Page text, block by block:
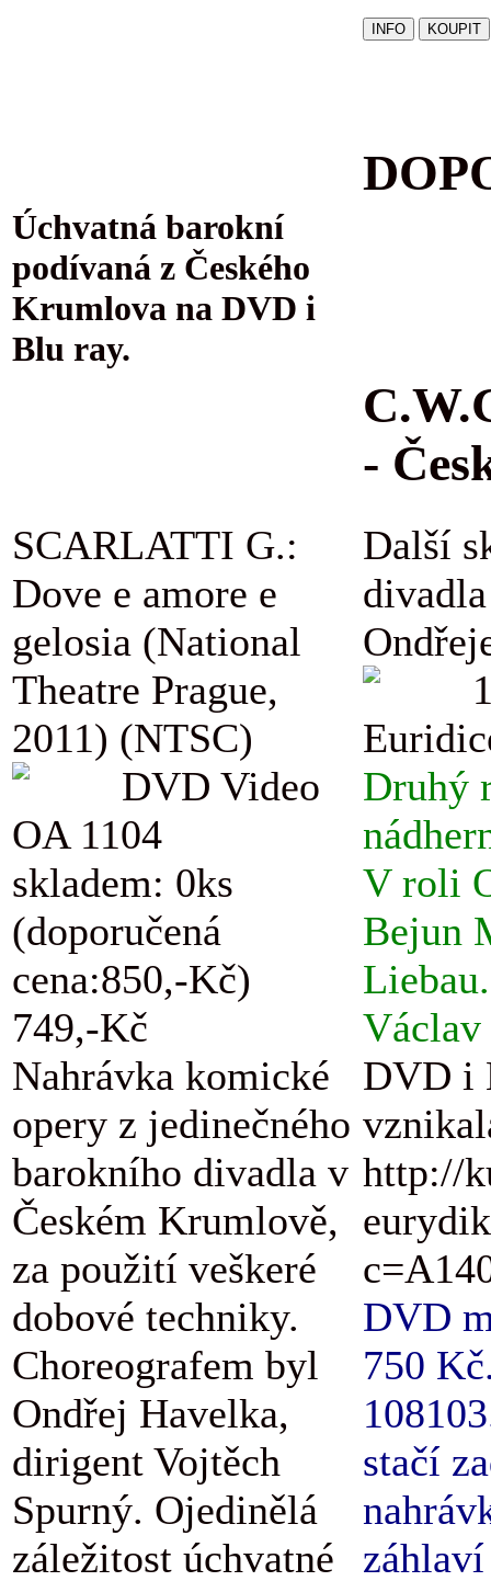
Úchvatná barokní
podívaná z Českého
Krumlova na DVD i
Blu ray.
-
SCARLATTI G.:
Dove e amore e
gelosia (National
Theatre Prague,
2011) (NTSC)
DVD Video
OA 1104
skladem: 0ks
(doporučená
cena:850,-Kč)
749,-Kč
Nahrávka komické
opery z jedinečného
barokního divadla v
Českém Krumlově,
za použití veškeré
dobové techniky.
Choreografem byl
Ondřej Havelka,
dirigent Vojtěch
Spurný. Ojedinělá
záležitost úchvatné
Další
Druhý
V roli
Bejun
DVD i
http://
DVD
750
stačí